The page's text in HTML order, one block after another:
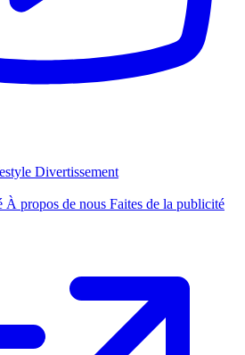
Divertissement
À propos de nous Faites de la publicité